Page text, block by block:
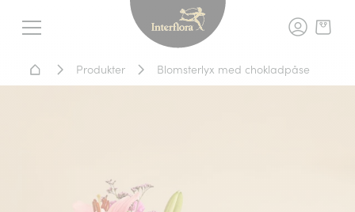
Meny
Interflora -
Hem - Blomsterleverans
Produkter Blomsterlyx med chokladpåse